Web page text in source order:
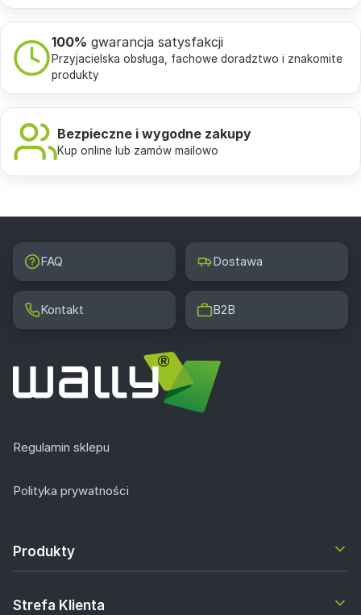
100% gwarancja satysfakcji
Przyjacielska obsługa, fachowe doradztwo i znakomite
produkty
Bezpieczne i wygodne zakupy
Kup online lub zamów mailowo
FAQ Dostawa
Kontakt B2B
Regulamin sklepu
Polityka prywatności
Produkty
Strefa Klienta